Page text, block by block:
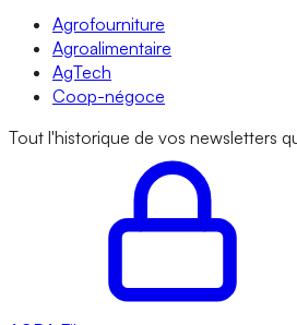
Agrofourniture
Agroalimentaire
AgTech
Coop-négoce
Tout l'historique de vos newsletters